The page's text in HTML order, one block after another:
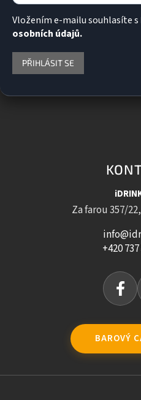
Vložením e-mailu souhlasíte s
osobních údajů.
PŘIHLÁSIT SE
Za farou 357/
+420
BAROVÝ